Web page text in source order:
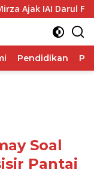
IAI Darul Fattah
Pendidikan
Soal
Pantai